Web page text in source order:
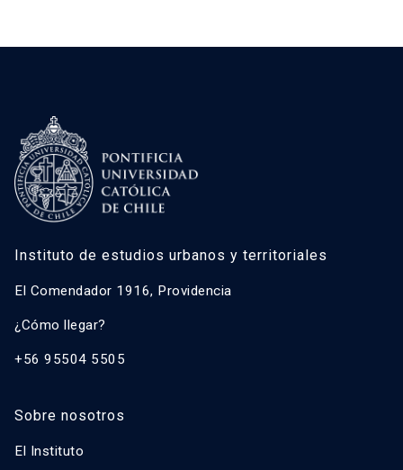
Instituto de estudios urbanos y territoriales
El Comendador 1916, Providencia
¿Cómo llegar?
+56 95504 5505
Sobre nosotros
El Instituto